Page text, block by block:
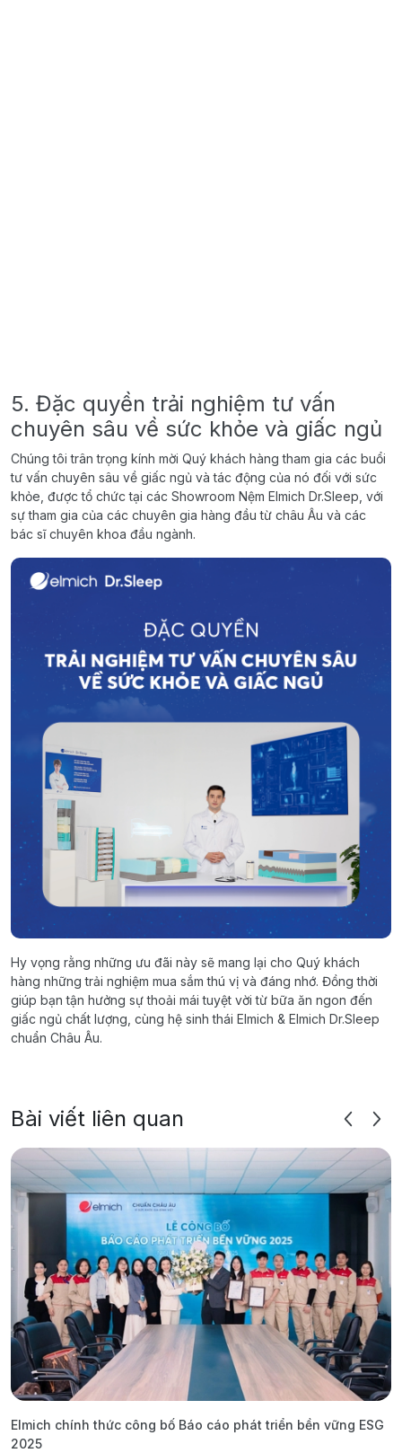
5. Đặc quyền trải nghiệm tư vấn
chuyên sâu về sức khỏe và giấc ngủ
Chúng tôi trân trọng kính mời Quý khách hàng tham gia các buổi
tư vấn chuyên sâu về giấc ngủ và tác động của nó đối với sức
khỏe, được tổ chức tại các Showroom Nệm Elmich Dr.Sleep, với
sự tham gia của các chuyên gia hàng đầu từ châu Âu và các
bác sĩ chuyên khoa đầu ngành.
Hy vọng rằng những ưu đãi này sẽ mang lại cho Quý khách
hàng những trải nghiệm mua sắm thú vị và đáng nhớ. Đồng thời
giúp bạn tận hưởng sự thoải mái tuyệt vời từ bữa ăn ngon đến
giấc ngủ chất lượng, cùng hệ sinh thái Elmich & Elmich Dr.Sleep
chuẩn Châu Âu.
Bài viết liên quan
Elmich chính thức công bố Báo cáo phát triển bền vững ESG
2025